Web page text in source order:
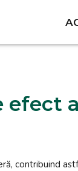
contribuind